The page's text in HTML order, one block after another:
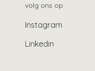
volg ons op
Instagram
Linkedin